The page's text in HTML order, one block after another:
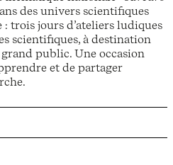
des univers scientifiques
trois jours d’ateliers ludiques
scientifiques, à destination
public. Une occasion
et de partager